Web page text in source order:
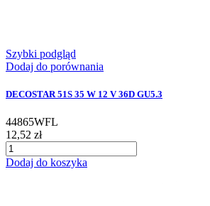
Szybki podgląd
Dodaj do porównania
DECOSTAR 51S 35 W 12 V 36D GU5.3
44865WFL
12,52 zł
Dodaj do koszyka